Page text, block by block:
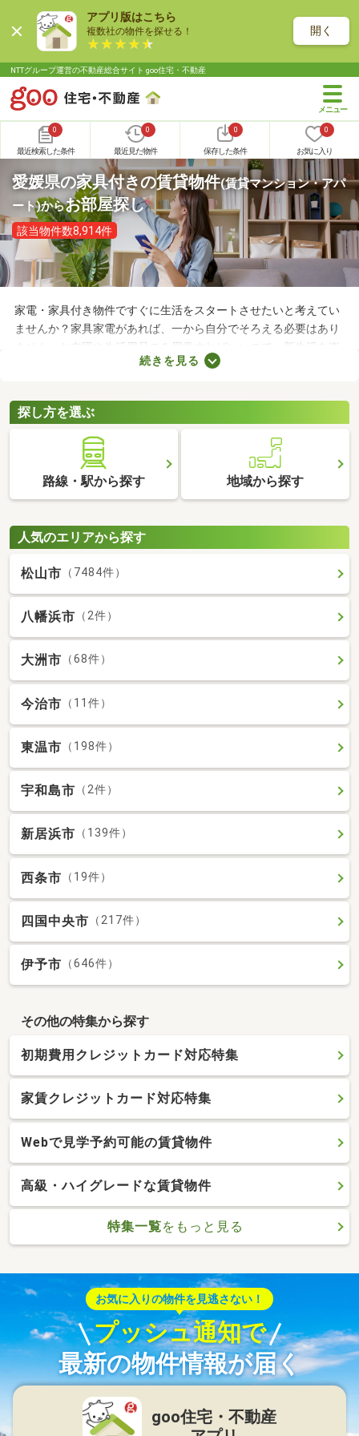
アプリ版はこちら
複数社の物件を探せる！ 開く
NTTグループ運営の不動産総合サイト goo住宅・不動産
0
最近検索した条件
0
最近見た物件
0
保存した条件
0
お気に入り
愛媛県の家具付きの賃貸物件(賃貸マンション・アパ
ート)からお部屋探し
該当物件数8,914件
家電・家具付き物件ですぐに生活をスタートさせたいと考えてい
ませんか？家具家電があれば、一から自分でそろえる必要はあり
ません。お布団や生活用品のみ用意すればいいので、新生活を楽
に始められます。ここでは、家電・家具付きの物件を紹介しま
見つけたら内見予約をしてみましょう。
続きを見る
探し方を選ぶ
路線・駅から探す 地域から探す
人気のエリアから探す
松山市 （7484件）
八幡浜市 （2件）
大洲市 （68件）
今治市 （11件）
東温市 （198件）
宇和島市 （2件）
新居浜市 （139件）
西条市 （19件）
四国中央市 （217件）
伊予市 （646件）
その他の特集から探す
初期費用クレジットカード対応特集
家賃クレジットカード対応特集
Webで見学予約可能の賃貸物件
高級・ハイグレードな賃貸物件
特集一覧をもっと見る
お気に入りの物件を見逃さない！
プッシュ通知で
最新の物件情報が届く
goo住宅・不動産